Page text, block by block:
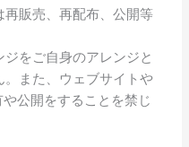
販売、再配布、公開等
をご自身のアレンジと
また、ウェブサイトや
公開をすることを禁じ